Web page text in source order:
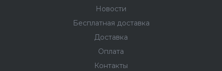
Новости
Бесплатная доставка
Доставка
Оплата
Контакты